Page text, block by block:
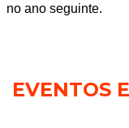
no ano seguinte.
EVENTOS